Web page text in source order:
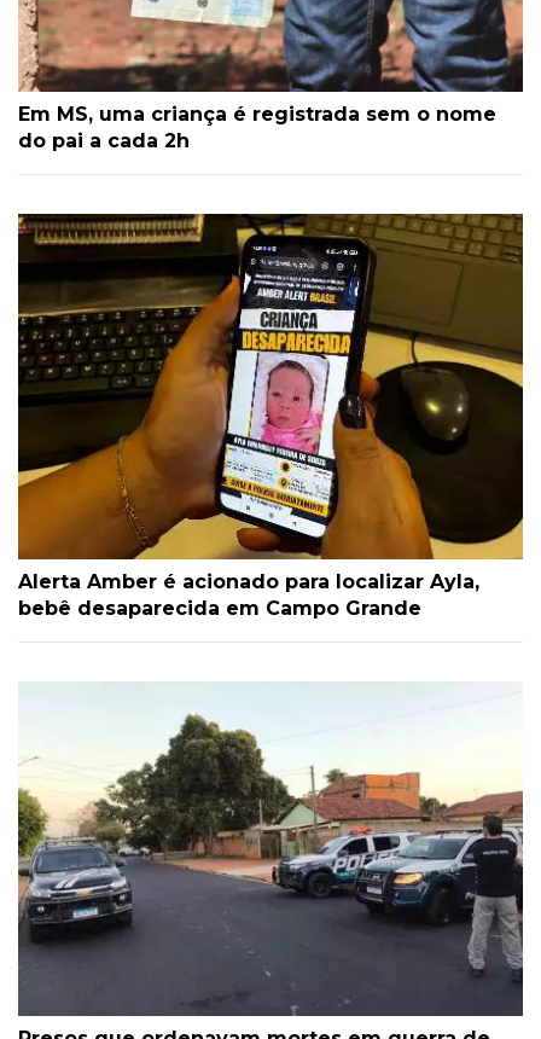
Em MS, uma criança é registrada sem o nome
do pai a cada 2h
Alerta Amber é acionado para localizar Ayla,
bebê desaparecida em Campo Grande